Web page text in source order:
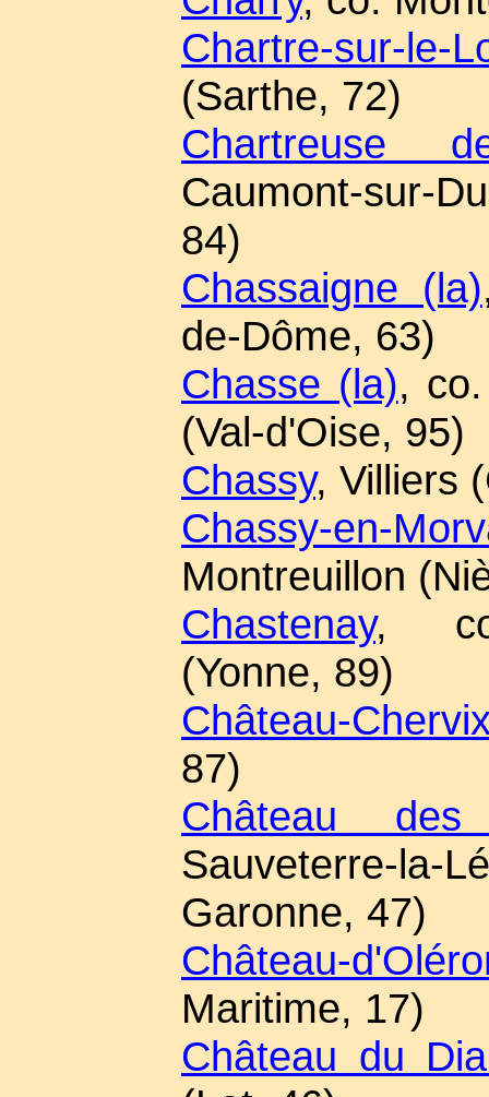
Chartre-sur-le-
(Sarthe, 72)
Chartreuse
Caumont-sur-
84)
Chassaigne (la)
de-Dôme, 63)
Chasse (la),
(Val-d'Oise, 95)
Chassy, Villiers
Chassy-en-
Montreuillon
Chastenay,
(Yonne, 89)
Château-
87)
Château des
Sauveterre-
Garonne, 47)
Château-
Maritime, 17)
Château du